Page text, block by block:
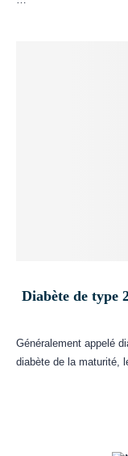
Diabète de type
Généralement appelé
diabète de la maturité,